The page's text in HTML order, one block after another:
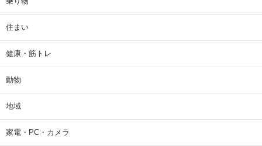
住まい
健康・筋トレ
動物
地域
家電・PC・カメラ